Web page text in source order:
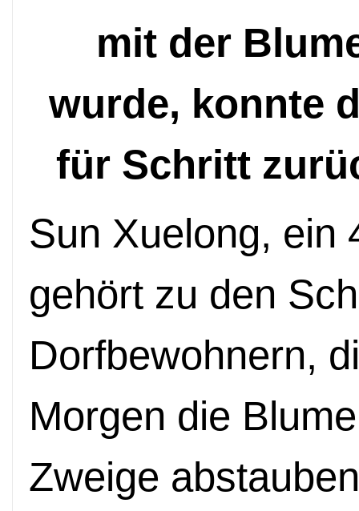
mit der
wurde, konnte
für Schritt zurü
Sun Xuelong, ein
gehört zu den
Dorfbewohnern,
Morgen die
Zweige